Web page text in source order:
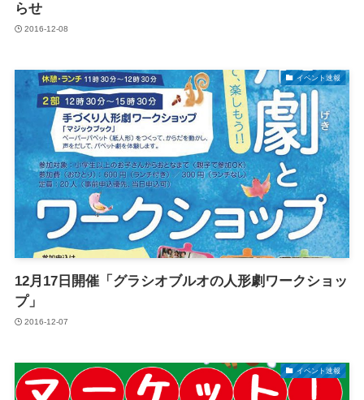
らせ
2016-12-08
イベント速報
12月17日開催「グラシオブルオの人形劇ワークショッ
プ」
2016-12-07
イベント速報